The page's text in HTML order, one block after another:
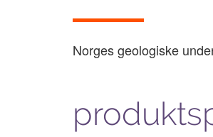
Norges geologiske